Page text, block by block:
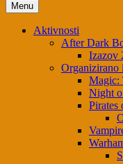
Menu
Aktivnosti
After Dark
Izazov
Organizirano
Magic:
Night
Pirates